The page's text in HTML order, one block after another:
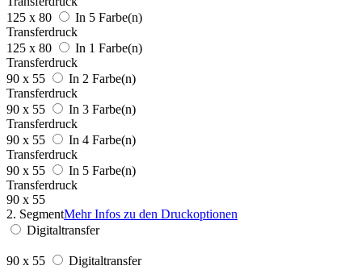
125 x 80
In 5 Farbe(n)
Transferdruck
125 x 80
In 1 Farbe(n)
Transferdruck
90 x 55
In 2 Farbe(n)
Transferdruck
90 x 55
In 3 Farbe(n)
Transferdruck
90 x 55
In 4 Farbe(n)
Transferdruck
90 x 55
In 5 Farbe(n)
Transferdruck
90 x 55
2. SegmentMehr Infos zu den Druckoptionen
Digitaltransfer
90 x 55 Digitaltransfer